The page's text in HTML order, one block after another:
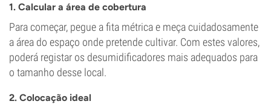
1. Calcular a área de cobertura
Para começar, pegue a fita métrica e meça cuidadosamente
a área do espaço onde pretende cultivar. Com estes valores,
poderá registar os desumidificadores mais adequados para
o tamanho desse local.
2. Colocação ideal